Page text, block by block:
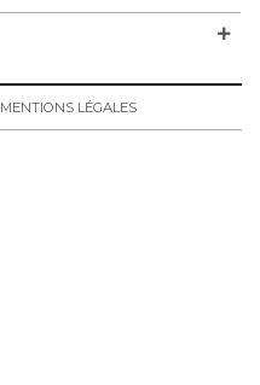
MENTIONS LÉGALES